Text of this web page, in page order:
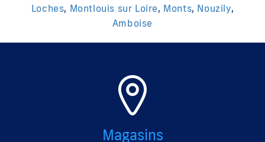
Loches, Montlouis sur Loire, Monts, Nouzily,
Amboise
Magasins